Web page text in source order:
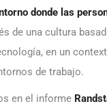
donde las
de una cultura
en un
de trabajo.
en el informe